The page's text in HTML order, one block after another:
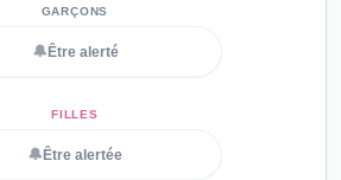
🔔 Être alerté
🔔 Être alertée